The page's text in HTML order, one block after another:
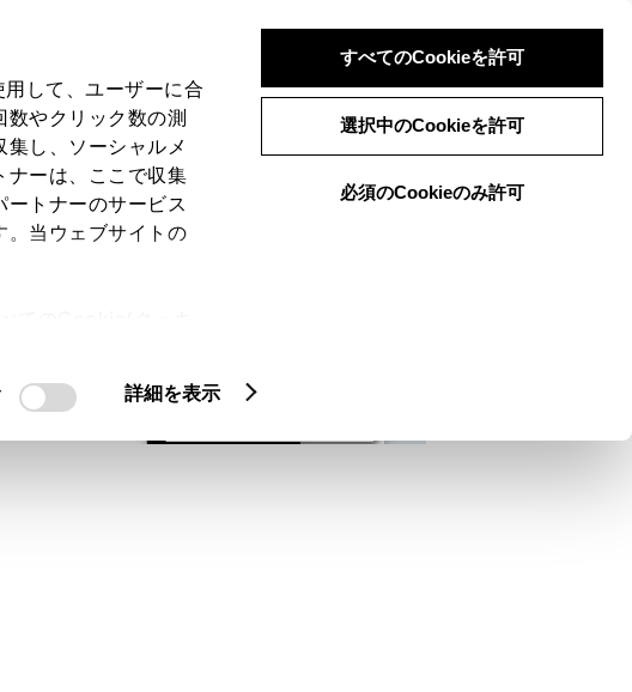
して、ユーザーに合
やクリック数の測
し、ソーシャルメ
ナーは、ここで収集
トナーのサービス
。当ウェブサイトの
詳細を表示
すべてのCookieを許可
選択中のCookieを許可
必須のCookieのみ許可
ログイン 検索 メニュー
メニュー